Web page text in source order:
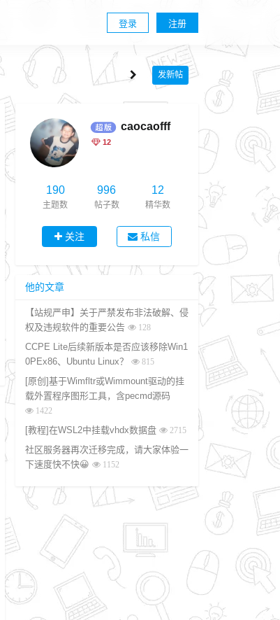
登录 注册
发新帖
caocaofff
12
190
主题数
996
帖子数
12
精华数
关注 私信
他的文章
【站规严申】关于严禁发布非法破解、侵
权及违规软件的重要公告
128
CCPE Lite后续新版本是否应该移除Win1
0PEx86、Ubuntu Linux？
815
[原创]基于Wimfltr或Wimmount驱动的挂
载外置程序图形工具，含pecmd源码
1422
[教程]在WSL2中挂载vhdx数据盘 2715
社区服务器再次迁移完成，请大家体验一
下速度快不快😀
1152